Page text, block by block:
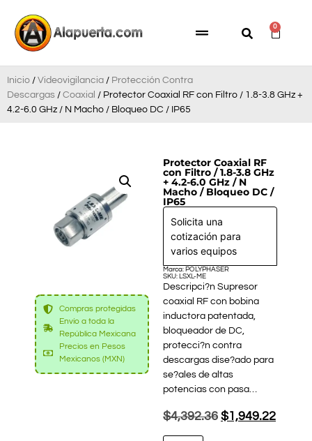
0
Inicio / Videovigilancia / Protección Contra
Descargas / Coaxial / Protector Coaxial RF con Filtro / 1.8-3.8 GHz +
4.2-6.0 GHz / N Macho / Bloqueo DC / IP65
Compras protegidas
Envío a toda la
República Mexicana
Precios en Pesos
Mexicanos (MXN)
Protector Coaxial RF
con Filtro / 1.8-3.8 GHz
+ 4.2-6.0 GHz / N
Macho / Bloqueo DC /
IP65
Solicita una
cotización para
varios equipos
Marca: POLYPHASER
SKU: LSXL-ME
Descripci?n Supresor
coaxial RF con bobina
inductora patentada,
bloqueador de DC,
protecci?n contra
descargas dise?ado para
se?ales de altas
potencias con pasa…
$4,392.36 $1,949.22